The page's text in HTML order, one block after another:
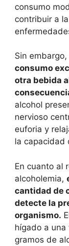
consumo
contribuir a
Sin
consumo
otra bebida
alcohol
nervioso
euforia y
la capacidad
En cuanto al
alcoholemia,
cantidad de
detecte la
organismo.
hígado a una
gramos de